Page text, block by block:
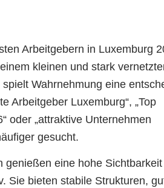
Arbeitgebern in Luxemburg
kleinen und stark
Wahrnehmung eine
Arbeitgeber Luxemburg“, „Top
oder „attraktive Unternehmen
gesucht.
genießen eine hohe Sichtbarkeit
Sie bieten stabile Strukturen,